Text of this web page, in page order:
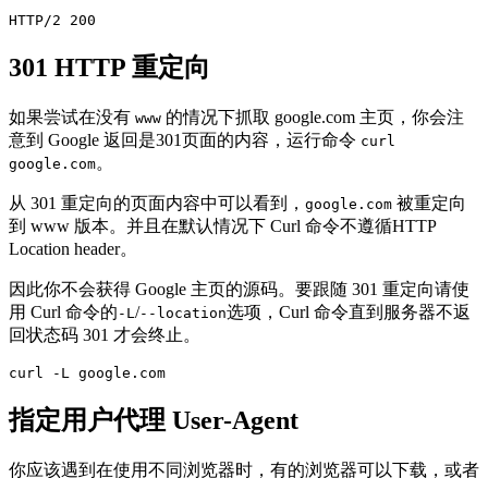
HTTP/2 200
301 HTTP 重定向
如果尝试在没有 www 的情况下抓取 google.com 主页，你会注
意到 Google 返回是301页面的内容，运行命令 curl
google.com。
从 301 重定向的页面内容中可以看到， google.com 被重定向
到 www 版本。并且在默认情况下 Curl 命令不遵循HTTP
Location header。
因此你不会获得 Google 主页的源码。要跟随 301 重定向请使
用 Curl 命令的 -L/--location选项，Curl 命令直到服务器不返
回状态码 301 才会终止。
curl -L google.com
指定用户代理 User-Agent
你应该遇到在使用不同浏览器时，有的浏览器可以下载，或者